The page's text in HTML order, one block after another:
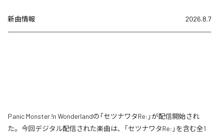
新曲情報 2026.8.7
Panic Monster !n Wonderlandの「セツナワタRe:」が配信開始され
た。今回デジタル配信された楽曲は、「セツナワタRe:」を含む全1